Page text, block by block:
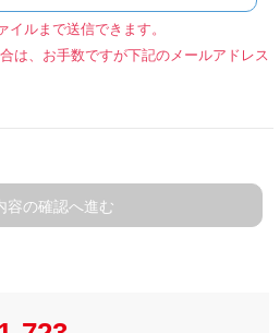
イルまで送信できます。
は、お手数ですが下記のメールアドレス
容の確認へ進む